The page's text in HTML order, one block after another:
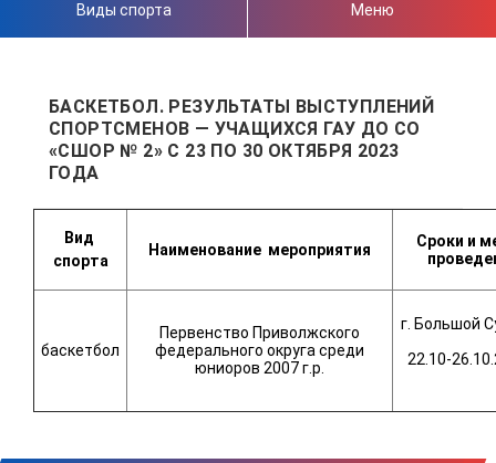
Виды спорта Меню
БАСКЕТБОЛ. РЕЗУЛЬТАТЫ ВЫСТУПЛЕНИЙ
СПОРТСМЕНОВ — УЧАЩИХСЯ ГАУ ДО СО
«СШОР № 2» С 23 ПО 30 ОКТЯБРЯ 2023
ГОДА
Вид
спорта
Наименование мероприятия
Сроки и
баскетбол
Первенство Приволжского
федерального округа среди
юниоров 2007 г.р.
г. Большой
22.10-